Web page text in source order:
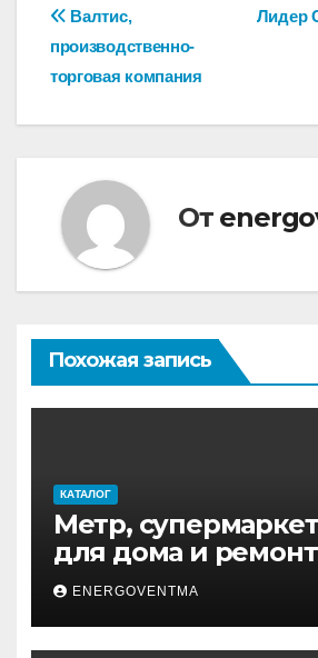
Навигация
по
записям
Лидер
Валтис,
производственно-
торговая компания
От
Похожая запись
КАТАЛОГ
Метр,
для дома и
ENERGOVENTMA